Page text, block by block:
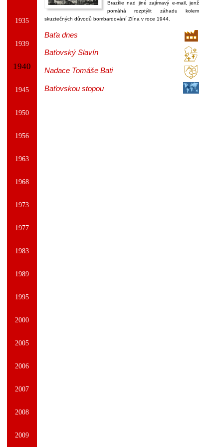
1935
1939
1940
1945
1950
1956
1963
1968
1973
1977
1983
1989
1995
2000
2005
2006
2007
2008
2009
Brazílie nad jiné zajímavý e-mail, jenž
pomáhá rozptýlit záhadu kolem
skuztečných důvodů bombardování Zlína v roce 1944.
Baťa dnes
Baťovský Slavín
Nadace Tomáše Bati
Baťovskou stopou